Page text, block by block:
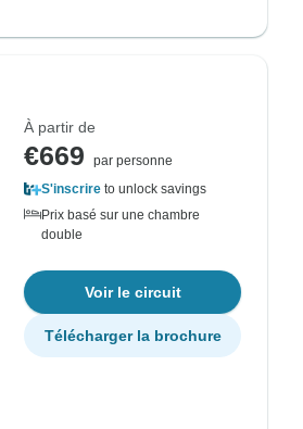
À partir de
€669
par personne
S'inscrire to unlock savings
Prix basé sur une chambre
double
Voir le circuit
Télécharger la brochure